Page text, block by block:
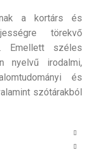
a kortárs és
törekvő
Emellett széles
nyelvű irodalmi,
és
szótárakból